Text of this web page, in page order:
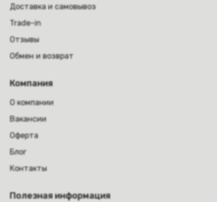
Доставка и самовывоз
Trade-in
Отзывы
Обмен и возврат
Компания
О компании
Вакансии
Оферта
Блог
Контакты
Полезная информация